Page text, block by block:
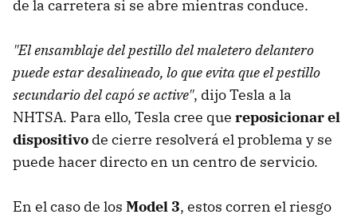
de la carretera si se abre mientras conduce.
"El ensamblaje del pestillo del maletero delantero
puede estar desalineado, lo que evita que el pestillo
secundario del capó se active", dijo Tesla a la
NHTSA. Para ello, Tesla cree que reposicionar el
dispositivo de cierre resolverá el problema y se
puede hacer directo en un centro de servicio.
En el caso de los Model 3, estos corren el riesgo